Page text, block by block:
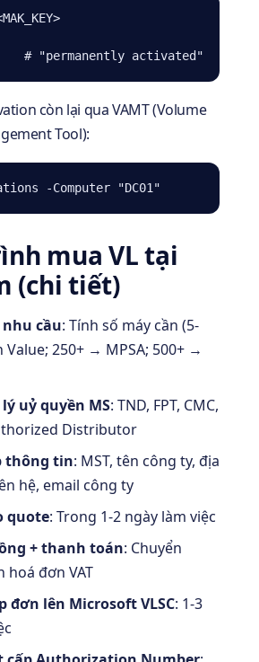
# "permanently activated"
còn lại qua VAMT (Volume
Tool):
-Computer "DC01"
mua VL tại
(chi tiết)
cầu: Tính số máy cần (5-
250+ → MPSA; 500+ →
uỷ quyền MS: TND, FPT, CMC,
Distributor
thông tin: MST, tên công ty, địa
hệ, email công ty
quote: Trong 1-2 ngày làm việc
+ thanh toán: Chuyển
hoá đơn VAT
đơn lên Microsoft VLSC: 1-3